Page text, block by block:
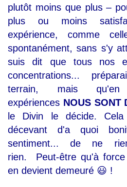
plutôt moins que plus –
plus ou moins
expérience, comme
spontanément, sans s'y
suis dit que tous nos
concentrations...
terrain, mais
expériences NOUS SONT
le Divin le décide.
décevant d'a quoi
sentiment... de ne
rien.
Peut-être qu'à
en devient demeuré 😃 !